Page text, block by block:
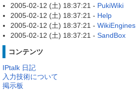
2005-02-12 (土) 18:37:21 - PukiWiki
2005-02-12 (土) 18:37:21 - Help
2005-02-12 (土) 18:37:21 - WikiEngines
2005-02-12 (土) 18:37:21 - SandBox
コンテンツ
IPtalk 日記
入力技術について
掲示板